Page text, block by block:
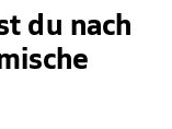
du nach